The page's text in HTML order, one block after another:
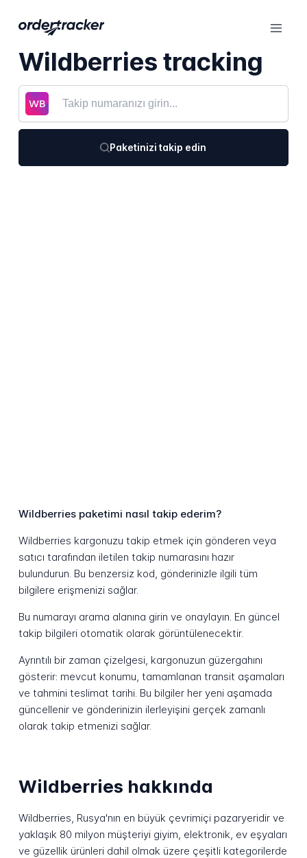
Wildberries tracking
Paketinizi takip edin
Wildberries paketimi nasıl takip ederim?
Wildberries kargonuzu takip etmek için gönderen veya
satıcı tarafından iletilen takip numarasını hazır
bulundurun. Bu benzersiz kod, gönderinizle ilgili tüm
bilgilere erişmenizi sağlar.
Bu numarayı arama alanına girin ve onaylayın. En güncel
takip bilgileri otomatik olarak görüntülenecektir.
Ayrıntılı bir zaman çizelgesi, kargonuzun güzergahını
gösterir: mevcut konumu, tamamlanan transit aşamaları
ve tahmini teslimat tarihi. Bu bilgiler her yeni aşamada
güncellenir ve gönderinizin ilerleyişini gerçek zamanlı
olarak takip etmenizi sağlar.
Wildberries hakkında
Wildberries, Rusya'nın en büyük çevrimiçi pazaryeridir ve
yaklaşık 80 milyon müşteriyi giyim, elektronik, ev eşyaları
ve güzellik ürünleri dahil olmak üzere çeşitli kategorilerde